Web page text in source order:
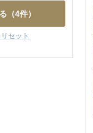
（4件）
セット